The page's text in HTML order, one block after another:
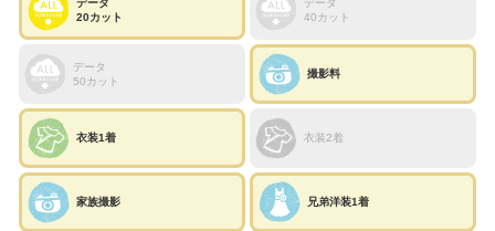
データ
20カット
データ
40カット
データ
50カット
撮影料
衣装1着 衣装2着
家族撮影 兄弟洋装1着